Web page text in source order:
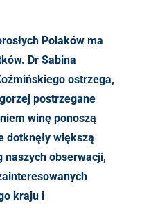
Polaków ma
Dr Sabina
ostrzega,
postrzegane
winę ponoszą
dotknęły większą
naszych obserwacji,
kraju i